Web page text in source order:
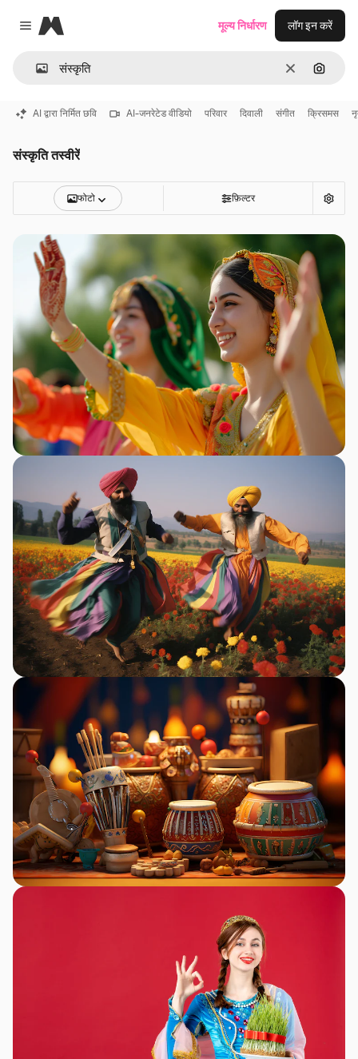
Close menu
Magnific
साफ़ इमेज से
मूल्य निर्धारण लॉग इन करें
AI द्वारा निर्मित छवि AI-जनरेटेड वीडियो परिवार दिवाली संगीत क्रिसमस
संस्कृति तस्वीरें
फोटो फ़िल्टर